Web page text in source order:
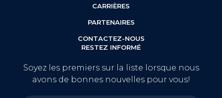
CARRIÈRES
PARTENAIRES
CONTACTEZ-NOUS
RESTEZ INFORMÉ
Soyez les premiers sur la liste lorsque nous
avons de bonnes nouvelles pour vous!